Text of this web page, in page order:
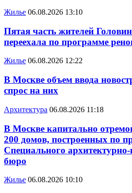
Жилье 06.08.2026 13:10
Пятая часть жителей
переехала по программе
Жилье 06.08.2026 12:22
В Москве объем ввода
спрос на них
Архитектура 06.08.2026 11:18
В Москве капитально
200 домов, построенных по
Специального архитектурно-
бюро
Жилье 06.08.2026 10:10